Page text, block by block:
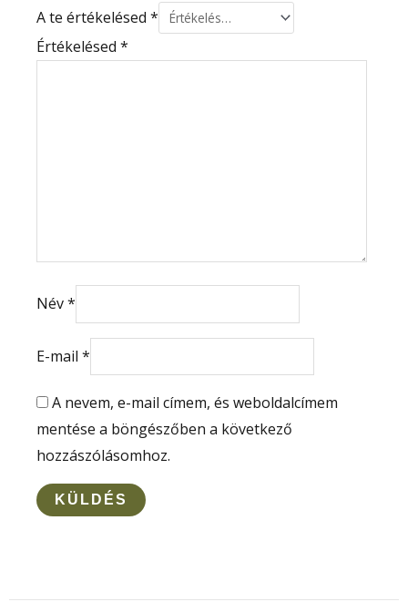
A te értékelésed *
Értékelésed *
Név*
E-mail *
A nevem, e-mail címem, és weboldalcímem
mentése a böngészőben a következő
hozzászólásomhoz.